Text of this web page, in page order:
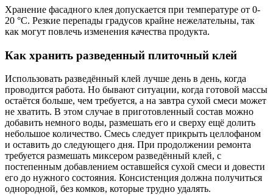
Хранение фасадного клея допускается при температуре от 0-
20 °C. Резкие перепады градусов крайне нежелательны, так
как могут повлечь изменения качества продукта.
Как хранить разведенный плиточный клей
Использовать разведённый клей лучше день в день, когда
проводится работа. Но бывают ситуации, когда готовой массы
остаётся больше, чем требуется, а на завтра сухой смеси может
не хватить. В этом случае в приготовленный состав можно
добавить немного воды, размешать его и сверху ещё долить
небольшое количество. Смесь следует прикрыть целлофаном
и оставить до следующего дня. При продолжении ремонта
требуется размешать миксером разведённый клей, с
постепенным добавлением оставшейся сухой смеси и довести
его до нужного состояния. Консистенция должна получиться
однородной, без комков, которые трудно удалять.